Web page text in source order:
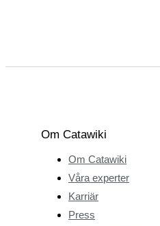
Om Catawiki
Om Catawiki
Våra experter
Karriär
Press